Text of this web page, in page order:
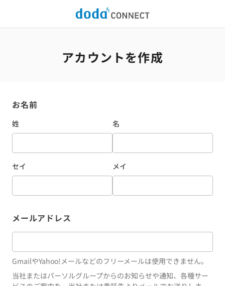
アカウントを作成
お名前
姓 名
セイ メイ
メールアドレス
GmailやYahoo!メールなどのフリーメールは使用できません。
当社またはパーソルグループからのお知らせや通知、各種サー